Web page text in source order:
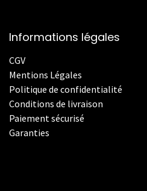
Informations légales
CGV
Mentions Légales
Politique de confidentialité
Conditions de livraison
Paiement sécurisé
Garanties